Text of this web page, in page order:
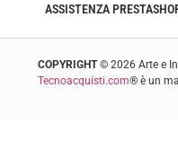
ASSISTENZA
COPYRIGHT© 2026 Arte e
Tecnoacquisti.com® è un